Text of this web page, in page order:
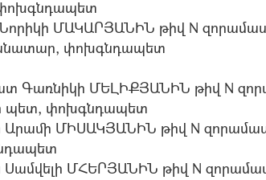
Նորիկի ՄԱԿԱՐՅԱՆԻՆ թիվ N
փոխգնդապետ
Գառնիկի ՄԵԼԻՔՅԱՆԻՆ թիվ N
պետ, փոխգնդապետ
Արամի ՄԻՍԱԿՅԱՆԻՆ թիվ N
Սամվելի ՄՀԵՐՅԱՆԻՆ թիվ N